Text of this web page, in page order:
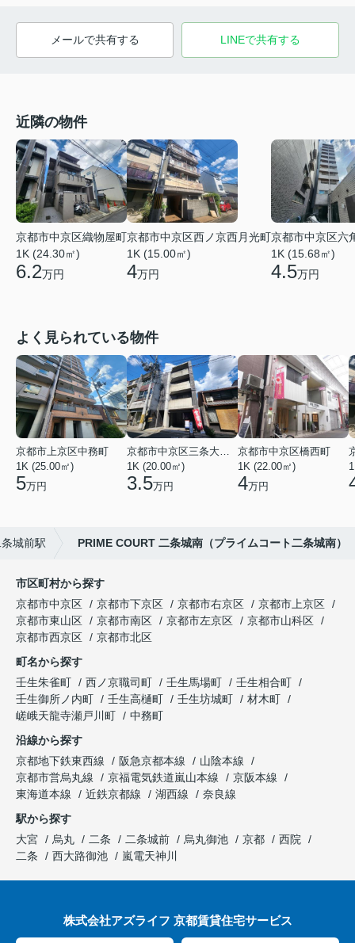
メールで共有する LINEで共有する
近隣の物件
京都市中京区織物屋町
1K (24.30㎡)
6.2万円
京都市中京区西ノ京西月光町
1K (15.00㎡)
4万円
京都市中京区六
1K (15.68㎡)
4.5万円
よく見られている物件
京都市上京区中務町
1K (25.00㎡)
5万円
1K (20.00㎡)
3.5万円
京都市中京区橋西町
1K (22.00㎡)
4万円
城前駅 PRIME COURT 二条城南（プライムコート二条城南）
市区町村から探す
京都市中京区
京都市下京区 京都市右京区
京都市上京区
京都市東山区
京都市南区 京都市左京区
京都市山科区
京都市西京区
京都市北区
町名から探す
壬生朱雀町
西ノ京職司町 壬生馬場町
壬生相合町
壬生御所ノ内町
壬生高樋町 壬生坊城町
材木町
嵯峨天龍寺瀬戸川町
中務町
沿線から探す
京都地下鉄東西線
阪急京都本線
山陰本線
京都市営烏丸線
京福電気鉄道嵐山本線
京阪本線
東海道本線
近鉄京都線 湖西線
奈良線
駅から探す
大宮
烏丸 二条 二条城前 烏丸御池 京都
西院
二条
西大路御池 嵐電天神川
株式会社アズライフ 京都賃貸住宅サービス